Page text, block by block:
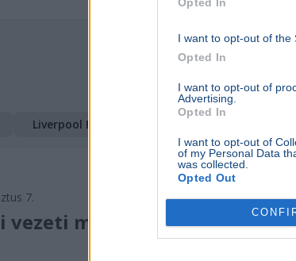
I want to opt-out of the
Opted In
I want to opt-out of
Advertising.
Opted In
I want to opt-out of
of my Personal Data
was collected.
Opted Out
Liverpool FC
7.
majd a